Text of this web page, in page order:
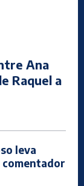
Ana
Raquel a
leva
comentador